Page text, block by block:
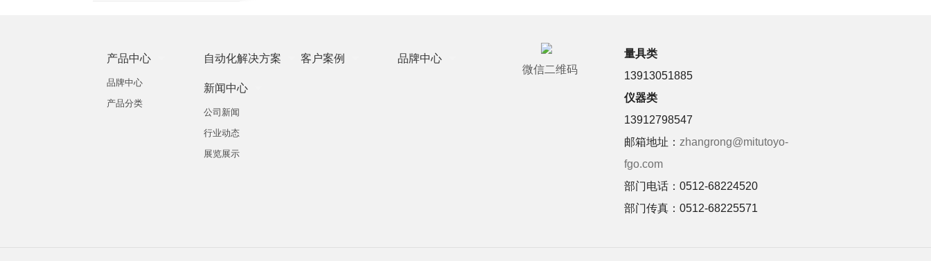
产品中心
品牌中心
产品分类
自动化解决方案 客户案例 品牌中心
新闻中心
公司新闻
行业动态
展览展示
微信二维码
量具类
13913051885
仪器类
13912798547
邮箱地址： zhangrong@mitutoyo-
fgo.com
部门电话：0512-68224520
部门传真：0512-68225571